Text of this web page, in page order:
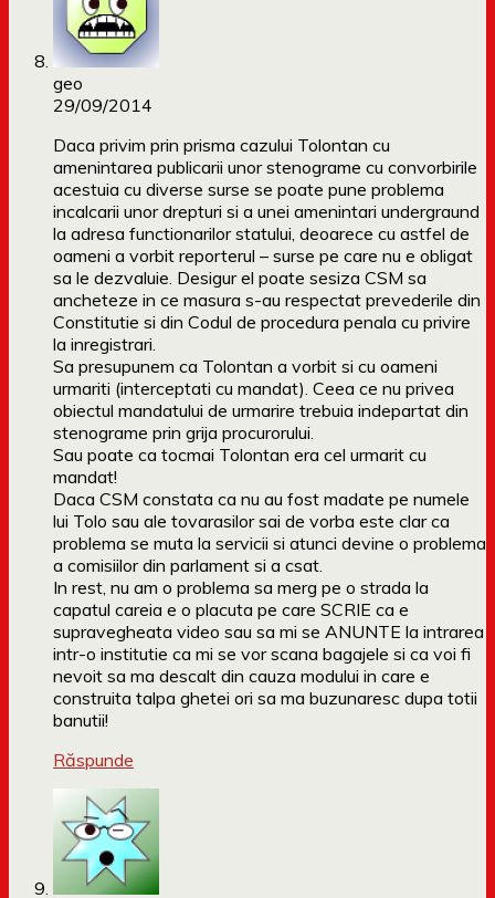
geo
29/09/2014
Daca privim prin prisma cazului Tolontan cu
amenintarea publicarii unor stenograme cu convorbirile
acestuia cu diverse surse se poate pune problema
incalcarii unor drepturi si a unei amenintari undergraund
la adresa functionarilor statului, deoarece cu astfel de
oameni a vorbit reporterul – surse pe care nu e obligat
sa le dezvaluie. Desigur el poate sesiza CSM sa
ancheteze in ce masura s-au respectat prevederile din
Constitutie si din Codul de procedura penala cu privire
la inregistrari.
Sa presupunem ca Tolontan a vorbit si cu oameni
urmariti (interceptati cu mandat). Ceea ce nu privea
obiectul mandatului de urmarire trebuia indepartat din
stenograme prin grija procurorului.
Sau poate ca tocmai Tolontan era cel urmarit cu
mandat!
Daca CSM constata ca nu au fost madate pe numele
lui Tolo sau ale tovarasilor sai de vorba este clar ca
problema se muta la servicii si atunci devine o problema
a comisiilor din parlament si a csat.
In rest, nu am o problema sa merg pe o strada la
capatul careia e o placuta pe care SCRIE ca e
supravegheata video sau sa mi se ANUNTE la intrarea
intr-o institutie ca mi se vor scana bagajele si ca voi fi
nevoit sa ma descalt din cauza modului in care e
construita talpa ghetei ori sa ma buzunaresc dupa totii
banutii!
Răspunde